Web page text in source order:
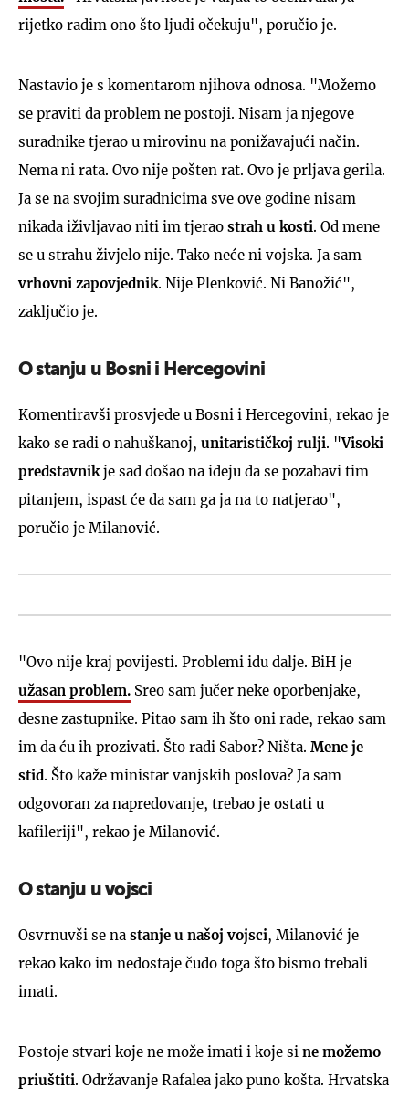
rijetko radim ono što ljudi očekuju", poručio je.
Nastavio je s komentarom njihova odnosa. "Možemo
se praviti da problem ne postoji. Nisam ja njegove
suradnike tjerao u mirovinu na ponižavajući način.
Nema ni rata. Ovo nije pošten rat. Ovo je prljava gerila.
Ja se na svojim suradnicima sve ove godine nisam
nikada iživljavao niti im tjerao strah u kosti. Od mene
se u strahu živjelo nije. Tako neće ni vojska. Ja sam
vrhovni zapovjednik. Nije Plenković. Ni Banožić",
zaključio je.
O stanju u Bosni i Hercegovini
Komentiravši prosvjede u Bosni i Hercegovini, rekao je
kako se radi o nahuškanoj, unitarističkoj rulji. "Visoki
predstavnikje sad došao na ideju da se pozabavi tim
pitanjem, ispast će da sam ga ja na to natjerao",
poručio je Milanović.
"Ovo nije kraj povijesti. Problemi idu dalje. BiH je
užasan problem. Sreo sam jučer neke oporbenjake,
desne zastupnike. Pitao sam ih što oni rade, rekao sam
im da ću ih prozivati. Što radi Sabor? Ništa. Mene je
stid. Što kaže ministar vanjskih poslova? Ja sam
odgovoran za napredovanje, trebao je ostati u
kafileriji", rekao je Milanović.
O stanju u vojsci
Osvrnuvši se na stanje u našoj vojsci, Milanović je
rekao kako im nedostaje čudo toga što bismo trebali
imati.
Postoje stvari koje ne može imati i koje si ne možemo
priuštiti. Održavanje Rafalea jako puno košta. Hrvatska